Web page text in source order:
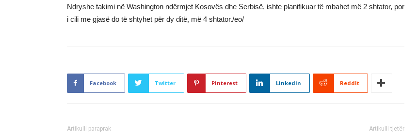
Ndryshe takimi në Washington ndërmjet Kosovës dhe Serbisë, ishte planifikuar të mbahet më 2 shtator, por
i cili me gjasë do të shtyhet për dy ditë, më 4 shtator./eo/
Facebook Twitter Pinterest Linkedin ReddIt
Artikulli paraprak Artikulli tjetër